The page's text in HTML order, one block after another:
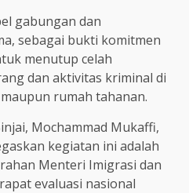
gabungan dan
sebagai bukti komitmen
menutup celah
dan aktivitas kriminal di
rumah tahanan.
Mochammad Mukaffi,
kegiatan ini adalah
Menteri Imigrasi dan
evaluasi nasional